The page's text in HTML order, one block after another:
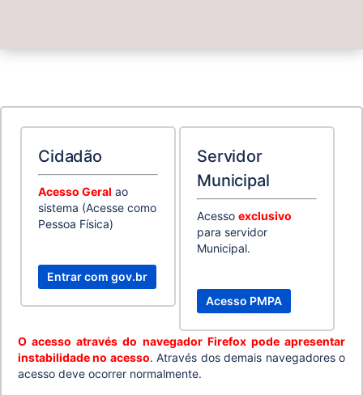
Cidadão
Acesso Geral ao
sistema (Acesse como
Pessoa Física)
Servidor
Municipal
Acesso exclusivo
para servidor
Municipal.
O acesso através do navegador Firefox pode apresentar
instabilidade no acesso. Através dos demais navegadores o
acesso deve ocorrer normalmente.